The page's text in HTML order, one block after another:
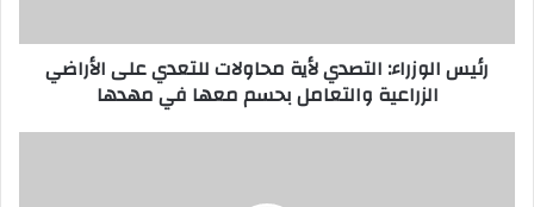
رئيس الوزراء: التصدي لأية محاولات للتعدي على الأراضي
الزراعية والتعامل بحسم معها في مهدها